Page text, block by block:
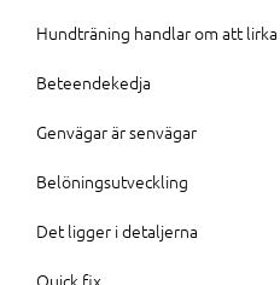
Hundträning handlar om att lirka
Beteendekedja
Genvägar är senvägar
Belöningsutveckling
Det ligger i detaljerna
Quick fix